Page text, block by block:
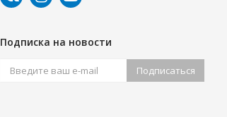
Подписка на новости
Подписаться